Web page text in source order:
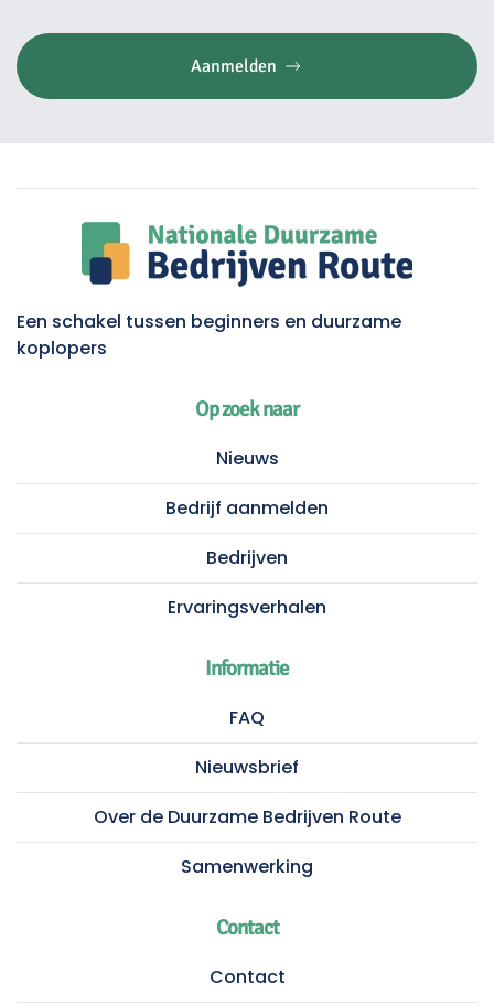
Aanmelden
Een schakel tussen beginners en duurzame
koplopers
Op zoek naar
Nieuws
Bedrijf aanmelden
Bedrijven
Ervaringsverhalen
Informatie
FAQ
Nieuwsbrief
Over de Duurzame Bedrijven Route
Samenwerking
Contact
Contact